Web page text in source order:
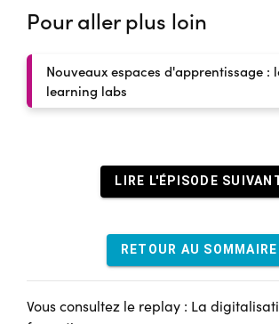
Pour aller plus loin
Nouveaux espaces d'apprentissage :
learning labs
LIRE L'ÉPISODE
RETOUR AU SOMMAIRE
Vous consultez le replay : La